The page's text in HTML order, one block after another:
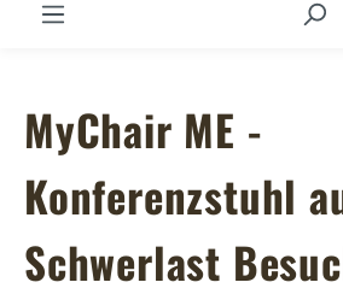
MyChair ME -
Konferenzstuhl
Schwerlast